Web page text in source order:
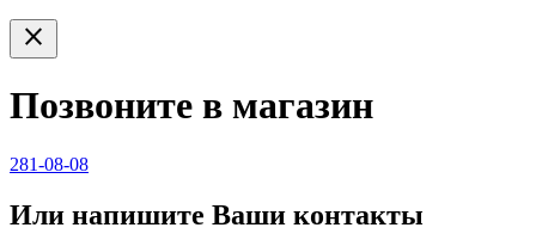
close
Позвоните в магазин
281-08-08
Или напишите Ваши контакты